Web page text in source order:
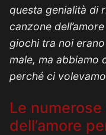
questa genialità di
canzone
giochi tra noi
male, ma abbiamo
perché ci
Le
dell’amore